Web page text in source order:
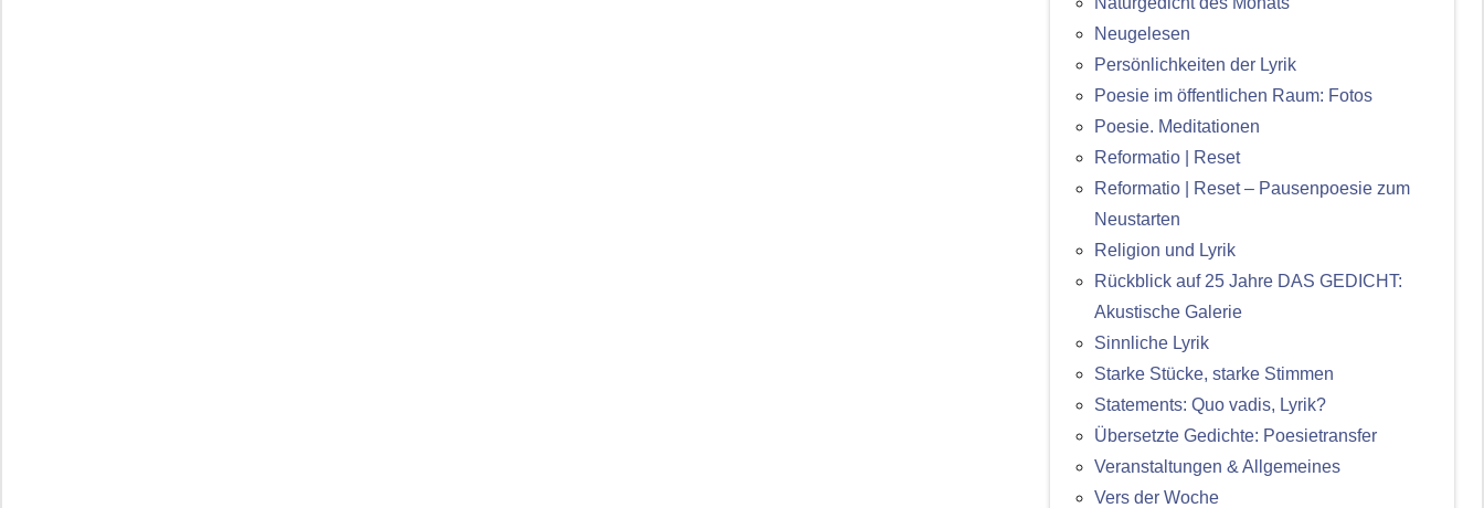
Neugelesen
Persönlichkeiten der Lyrik
Poesie im öffentlichen Raum: Fotos
Poesie. Meditationen
Reformatio | Reset
Reformatio | Reset – Pausenpoesie zum
Neustarten
Religion und Lyrik
Rückblick auf 25 Jahre DAS GEDICHT:
Akustische Galerie
Sinnliche Lyrik
Starke Stücke, starke Stimmen
Statements: Quo vadis, Lyrik?
Übersetzte Gedichte: Poesietransfer
Veranstaltungen & Allgemeines
Vers der Woche